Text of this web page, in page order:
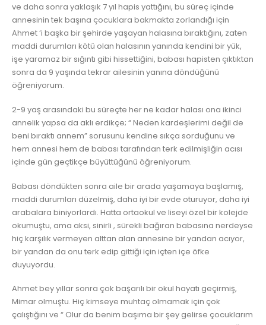
ve daha sonra yaklaşık 7 yıl hapis yattığını, bu süreç içinde
annesinin tek başına çocuklara bakmakta zorlandığı için
Ahmet ‘i başka bir şehirde yaşayan halasına bıraktığını, zaten
maddi durumları kötü olan halasının yanında kendini bir yük,
işe yaramaz bir sığıntı gibi hissettiğini, babası hapisten çıktıktan
sonra da 9 yaşında tekrar ailesinin yanına döndüğünü
öğreniyorum.
2-9 yaş arasındaki bu süreçte her ne kadar halası ona ikinci
annelik yapsa da aklı erdikçe; “ Neden kardeşlerimi değil de
beni bıraktı annem” sorusunu kendine sıkça sorduğunu ve
hem annesi hem de babası tarafından terk edilmişliğin acısı
içinde gün geçtikçe büyüttüğünü öğreniyorum.
Babası döndükten sonra aile bir arada yaşamaya başlamış,
maddi durumları düzelmiş, daha iyi bir evde oturuyor, daha iyi
arabalara biniyorlardı. Hatta ortaokul ve liseyi özel bir kolejde
okumuştu, ama aksi, sinirli , sürekli bağıran babasına nerdeyse
hiç karşılık vermeyen alttan alan annesine bir yandan acıyor,
bir yandan da onu terk edip gittiği için içten içe öfke
duyuyordu.
Ahmet bey yıllar sonra çok başarılı bir okul hayatı geçirmiş,
Mimar olmuştu. Hiç kimseye muhtaç olmamak için çok
çalıştığını ve “ Olur da benim başıma bir şey gelirse çocuklarım